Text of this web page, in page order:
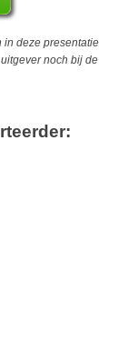
deze presentatie
noch bij de